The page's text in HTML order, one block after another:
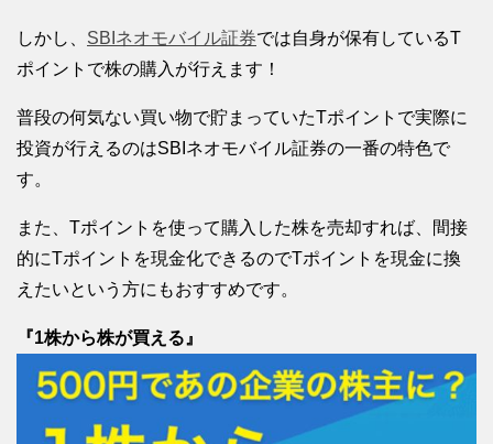
しかし、 SBIネオモバイル証券では自身が保有しているT
ポイントで株の購入が行えます！
普段の何気ない買い物で貯まっていたTポイントで実際に
投資が行えるのはSBIネオモバイル証券の一番の特色で
す。
また、Tポイントを使って購入した株を売却すれば、間接
的にTポイントを現金化できるのでTポイントを現金に換
えたいという方にもおすすめです。
『1株から株が買える』